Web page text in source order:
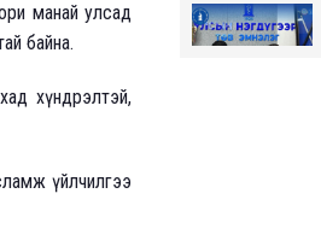
манай улсад
байна.
хүндрэлтэй,
үйлчилгээ